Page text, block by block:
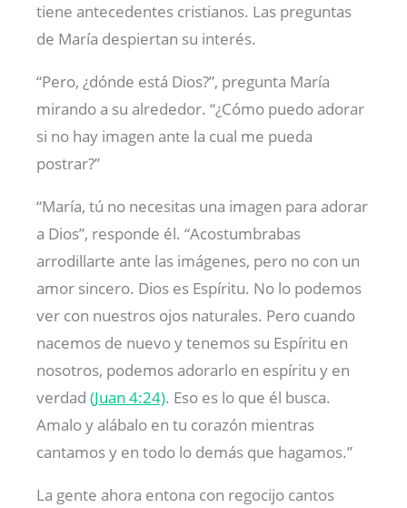
tiene antecedentes cristianos. Las preguntas
de María despiertan su interés.
“Pero, ¿dónde está Dios?”, pregunta María
mirando a su alrededor. “¿Cómo puedo adorar
si no hay imagen ante la cual me pueda
postrar?”
“María, tú no necesitas una imagen para adorar
a Dios”, responde él. “Acostumbrabas
arrodillarte ante las imágenes, pero no con un
amor sincero. Dios es Espíritu. No lo podemos
ver con nuestros ojos naturales. Pero cuando
nacemos de nuevo y tenemos su Espíritu en
nosotros, podemos adorarlo en espíritu y en
verdad (Juan 4:24). Eso es lo que él busca.
Amalo y alábalo en tu corazón mientras
cantamos y en todo lo demás que hagamos.”
La gente ahora entona con regocijo cantos